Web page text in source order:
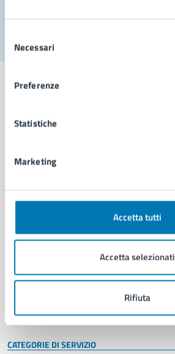
delNecessari
Preferenze
Statistiche
Marketing
Accetta tutti
Accetta selezionati
Rifiuta
Comune di Napoli
AMMINISTRAZIONE
Organi di governo
Enti e fondazioni
Personale amministrativo
Intranet, posta aziendale e protocollo
CATEGORIE DI SERVIZIO